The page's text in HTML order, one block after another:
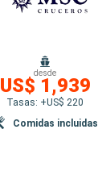
desde
US$ 1,939
Tasas: +US$ 220
Comidas incluidas